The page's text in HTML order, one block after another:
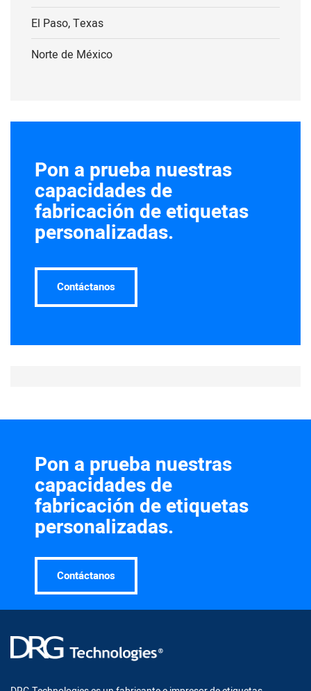
El Paso, Texas
Norte de México
Pon a prueba nuestras
capacidades de
fabricación de etiquetas
personalizadas.
Contáctanos
Pon a prueba nuestras
capacidades de
fabricación de etiquetas
personalizadas.
Contáctanos